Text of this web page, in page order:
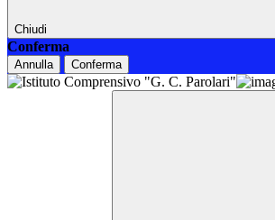
Chiudi
Conferma
Annulla Conferma